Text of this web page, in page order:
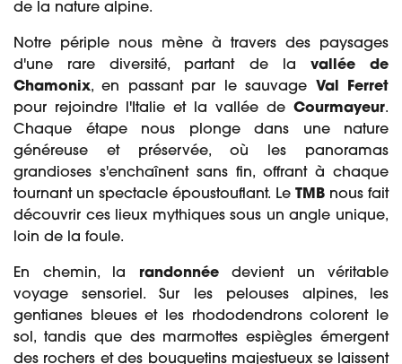
de la nature alpine.
Notre périple nous mène à travers des paysages
d'une rare diversité, partant de la vallée de
Chamonix, en passant par le sauvage Val Ferret
pour rejoindre l'Italie et la vallée de Courmayeur.
Chaque étape nous plonge dans une nature
généreuse et préservée, où les panoramas
grandioses s'enchaînent sans fin, offrant à chaque
tournant un spectacle époustouflant. Le TMB nous fait
découvrir ces lieux mythiques sous un angle unique,
loin de la foule.
En chemin, la randonnée devient un véritable
voyage sensoriel. Sur les pelouses alpines, les
gentianes bleues et les rhododendrons colorent le
sol, tandis que des marmottes espiègles émergent
des rochers et des bouquetins majestueux se laissent